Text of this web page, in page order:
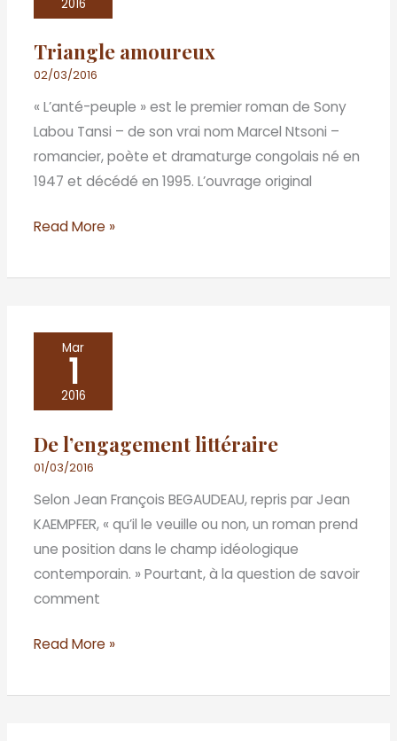
2016
Triangle amoureux
02/03/2016
« L’anté-peuple » est le premier roman de Sony
Labou Tansi – de son vrai nom Marcel Ntsoni –
romancier, poète et dramaturge congolais né en
1947 et décédé en 1995. L’ouvrage original
Read More »
Mar
1
2016
De l’engagement littéraire
01/03/2016
Selon Jean François BEGAUDEAU, repris par Jean
KAEMPFER, « qu’il le veuille ou non, un roman prend
une position dans le champ idéologique
contemporain. » Pourtant, à la question de savoir
comment
littéraire
Read More »